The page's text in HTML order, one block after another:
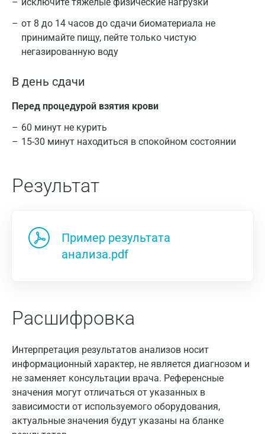
от 8 до 14 часов до сдачи биоматериала не
принимайте пищу, пейте только чистую
негазированную воду
В день сдачи
Перед процедурой взятия крови
60 минут не курить
15-30 минут находиться в спокойном состоянии
Результат
Пример результата
анализа.pdf
Расшифровка
Интерпретация результатов анализов носит
информационный характер, не является диагнозом и
не заменяет консультации врача. Референсные
значения могут отличаться от указанных в
зависимости от используемого оборудования,
актуальные значения будут указаны на бланке